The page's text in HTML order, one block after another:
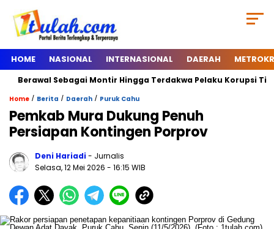
HOME NASIONAL INTERNASIONAL DAERAH
Sebagai Montir Hingga Terdakwa Pelaku Korupsi Timah,
Home / Berita / Daerah / Puruk Cahu
Pemkab Mura Dukung Penuh
Persiapan Kontingen Porprov
Deni Hariadi- Jurnalis
Selasa, 12 Mei 2026 - 16:15 WIB